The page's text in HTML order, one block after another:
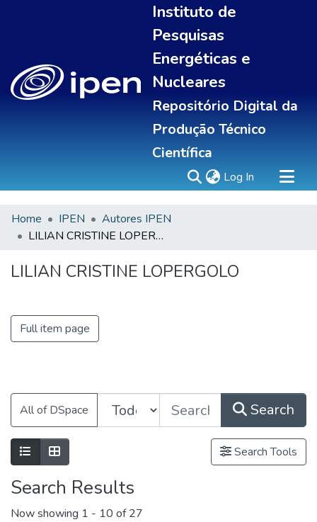
Instituto de
Pesquisas
Energéticas e
Nucleares
Repositório Digital da
Produção Técnico
Científica
Log In (current)
Sobre
All of DSpace
Home IPEN
Autores IPEN
LILIAN CRISTINE LOPERGOLO
LILIAN CRISTINE LOPERGOLO
Full item page
All of DSpace Search
Search Tools
Search Results
Now showing 1 - 10 of 27